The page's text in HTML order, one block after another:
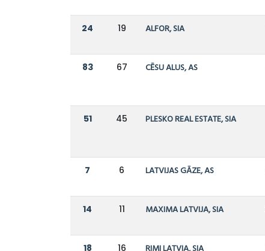
24 19 ALFOR, SIA
83 67 CĒSU ALUS, AS
51 45 PLESKO REAL ESTATE, SIA
7 6 LATVIJAS GĀZE, AS
14 11 MAXIMA LATVIJA, SIA
18 16